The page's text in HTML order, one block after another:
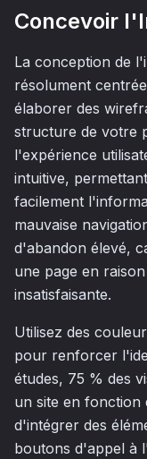
Concevoir
La conception de
résolument
élaborer des
structure de votre
l'expérience
intuitive,
facilement
mauvaise
d'abandon élevé,
une page en
insatisfaisante.
Utilisez des
pour renforcer
études, 75 % des
un site en fonction
d'intégrer des
boutons d'appel à